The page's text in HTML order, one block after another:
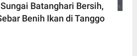
Batanghari Bersih,
Benih Ikan di Tanggo